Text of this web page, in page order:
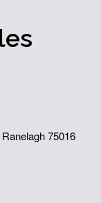
les
75016